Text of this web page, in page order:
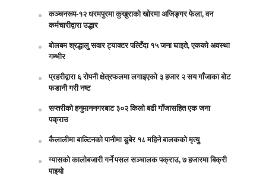
कञ्चनरूप-१२ धरमपुरमा कुखुराको खोरमा अजिङ्गर फेला, वन
कर्मचारीद्वारा उद्धार
बोलबम श्रद्धालु सवार ट्याक्टर पल्टिँदा १५ जना घाइते, एकको अवस्था
गम्भीर
प्रहरीद्वारा ६ रोपनी क्षेत्रफलमा लगाइएको ३ हजार २ सय गाँजाका बोट
फडानी गरी नष्ट
सप्तरीको हनुमाननगरबाट ३०२ किलो बढी गाँजासहित एक जना
पक्राउ
कैलालीमा बाल्टिनको पानीमा डुबेर १८ महिने बालकको मृत्यु
ग्यासको कालोबजारी गर्ने पसल सञ्चालक पक्राउ, ७ हजारमा बिक्री
पाइयो